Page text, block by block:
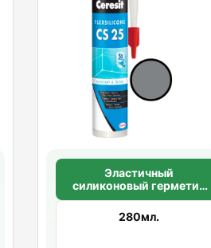
Эластичный
силиконовый герметик
для стыков и
Ceresit CS 25
SILICOFLEXX (серый)
280мл.